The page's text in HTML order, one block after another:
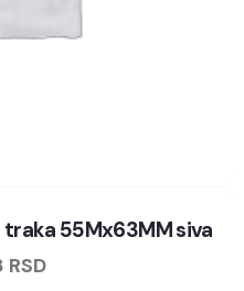
traka 55Mx63MM siva
RSD